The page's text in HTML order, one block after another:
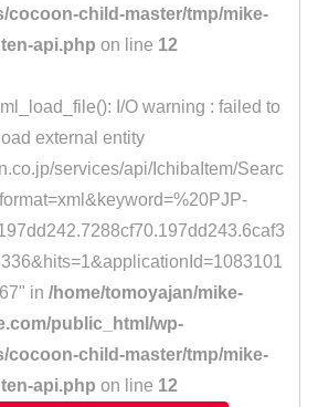
cocoon-child-master/tmp/mike-
api.php on line 12
I/O warning : failed to
load external entity
services/api/IchibaItem/Searc
in /home/tomoyajan/mike-
public_html/wp-
cocoon-child-master/tmp/mike-
api.php on line 12